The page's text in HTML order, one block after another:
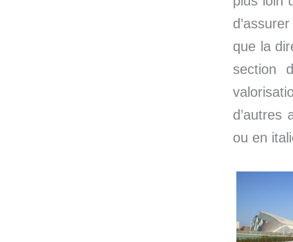
que la
section
d’autres
ou en